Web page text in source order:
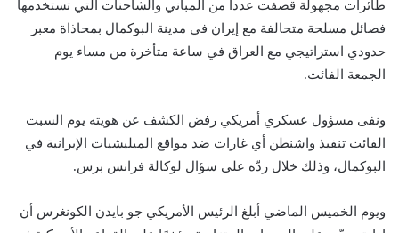
طائرات مجهولة قصفت عدداً من المباني والشاحنات التي تستخدمها
فصائل مسلحة متحالفة مع إيران في مدينة البوكمال بمحاذاة معبر
حدودي استراتيجي مع العراق في ساعة متأخرة من مساء يوم
الجمعة الفائت.
ونفى مسؤول عسكري أمريكي رفض الكشف عن هويته يوم السبت
الفائت تنفيذ واشنطن أي غارات ضد مواقع الميليشيات الإيرانية في
البوكمال، وذلك خلال ردّه على سؤال لوكالة فرانس برس.
ويوم الخميس الماضي أبلغ الرئيس الأمريكي جو بايدن الكونغرس أن